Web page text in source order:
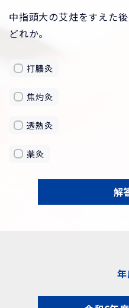
中指頭大の艾炷をすえた
どれか。
打膿灸
焦灼灸
透熱灸
薬灸
解